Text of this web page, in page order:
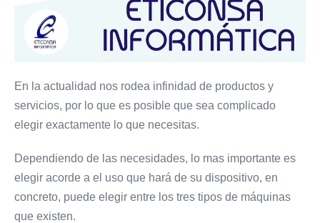
En la actualidad nos rodea infinidad de productos y
servicios, por lo que es posible que sea complicado
elegir exactamente lo que necesitas.
Dependiendo de las necesidades, lo mas importante es
elegir acorde a el uso que hará de su dispositivo, en
concreto, puede elegir entre los tres tipos de máquinas
que existen.